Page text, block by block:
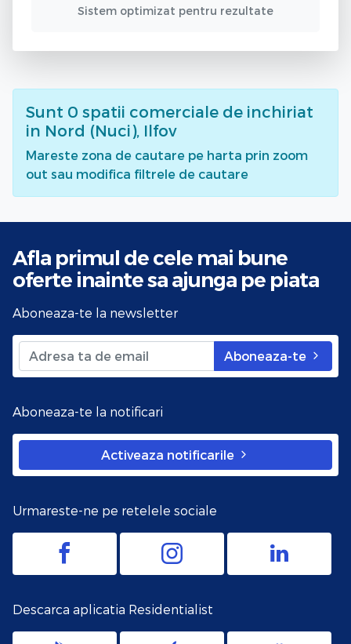
Sistem optimizat pentru rezultate
Sunt 0 spatii comerciale de inchiriat
in Nord (Nuci), Ilfov
Mareste zona de cautare pe harta prin zoom
out sau modifica filtrele de cautare
Afla primul de cele mai bune
oferte inainte sa ajunga pe piata
Aboneaza-te la newsletter
Aboneaza-te
Aboneaza-te la notificari
Activeaza notificarile
Urmareste-ne pe retelele sociale
Descarca aplicatia Residentialist